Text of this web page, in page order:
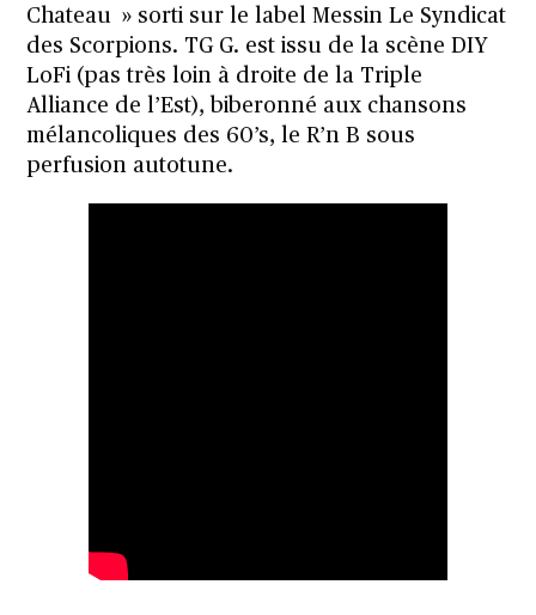
Chateau » sorti sur le label Messin Le Syndicat
des Scorpions. TG G. est issu de la scène DIY
LoFi (pas très loin à droite de la Triple
Alliance de l’Est), biberonné aux chansons
mélancoliques des 60’s, le R’n B sous
perfusion autotune.